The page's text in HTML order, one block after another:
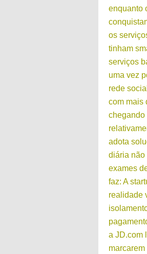
enquanto
os
tinham
serviços
uma vez
rede
com mais
chegando
adota
diária não
exames
faz: A
realidade
a JD.com